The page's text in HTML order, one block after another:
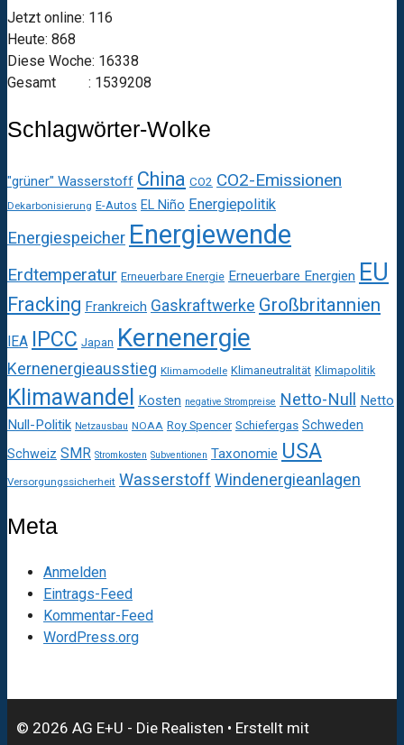
Jetzt online: 116
Heute: 868
Diese Woche: 16338
Gesamt : 1539208
Schlagwörter-Wolke
"grüner" Wasserstoff China CO2 CO2-Emissionen
Dekarbonisierung E-Autos EL Niño Energiepolitik
Energiespeicher Energiewende
Erdtemperatur Erneuerbare Energie Erneuerbare Energien EU
Fracking Frankreich Gaskraftwerke Großbritannien
IEA IPCC Japan Kernenergie
Kernenergieausstieg Klimamodelle Klimaneutralität Klimapolitik
Klimawandel Kosten negative Strompreise Netto-Null Netto
Null-Politik Netzausbau NOAA Roy Spencer Schiefergas Schweden
Schweiz SMR Stromkosten Subventionen Taxonomie USA
Versorgungssicherheit Wasserstoff Windenergieanlagen
Meta
Anmelden
Eintrags-Feed
Kommentar-Feed
WordPress.org
© 2026 AG E+U - Die Realisten • Erstellt mit